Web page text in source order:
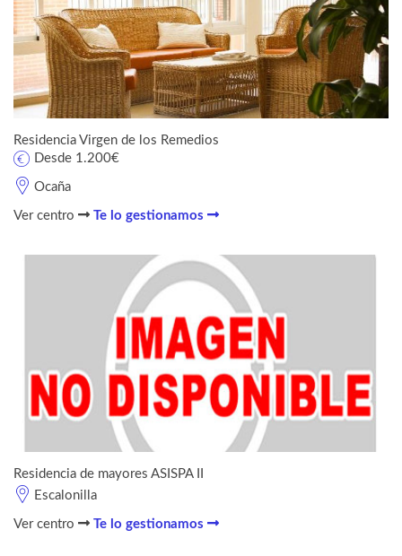
Residencia Virgen de los Remedios
Ocaña
Desde 1.200€
Ver centro Te lo gestionamos
Residencia de mayores ASISPA II
Escalonilla
Ver centro Te lo gestionamos